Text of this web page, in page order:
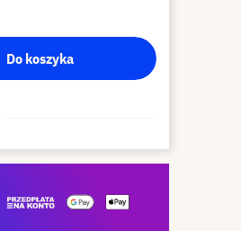
Do koszyka